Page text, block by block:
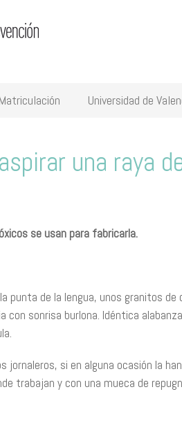
Matriculación Universidad de
una raya
se usan para fabricarla.
punta de la lengua, unos granitos de
con sonrisa burlona. Idéntica
si en alguna ocasión la
trabajan y con una mueca de